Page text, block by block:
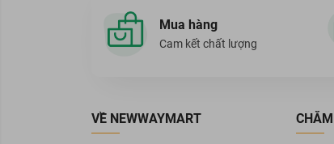
Mua hàng
Cam kết chất lượng
VỀ NEWWAYMART